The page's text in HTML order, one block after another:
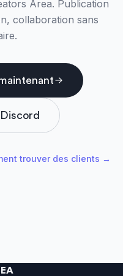
Area. Publication
collaboration sans
trouver des clients →